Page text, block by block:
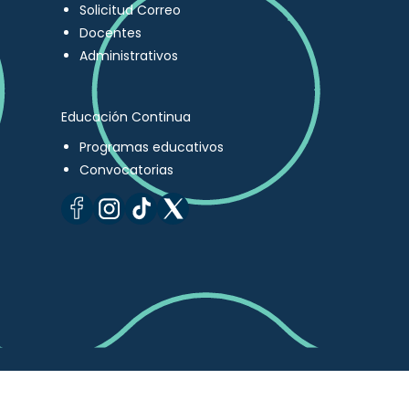
Solicitud Correo
Docentes
Administrativos
Educación Continua
Programas educativos
Convocatorias